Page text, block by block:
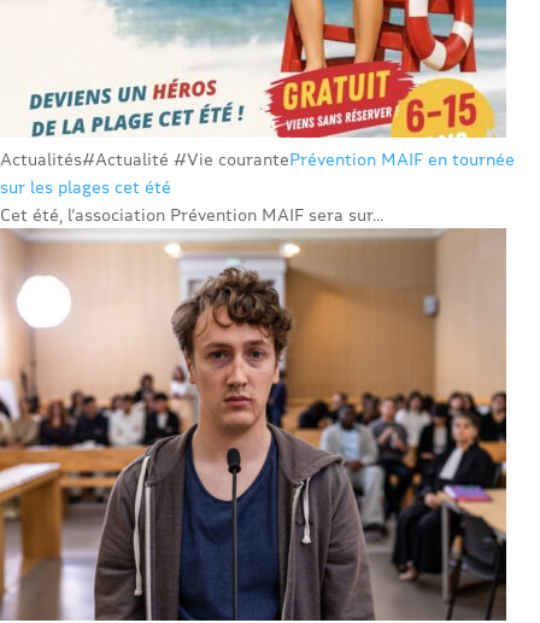
Actualités#Actualité #Vie courantePrévention MAIF en tournée
sur les plages cet été
Cet été, l’association Prévention MAIF sera sur...